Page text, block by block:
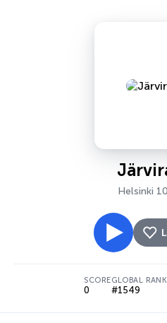
Helsinki
SCORE
0
GLOBAL RANK
#1549